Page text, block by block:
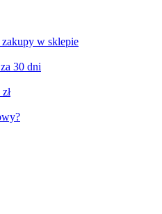
w sklepie
30 dni